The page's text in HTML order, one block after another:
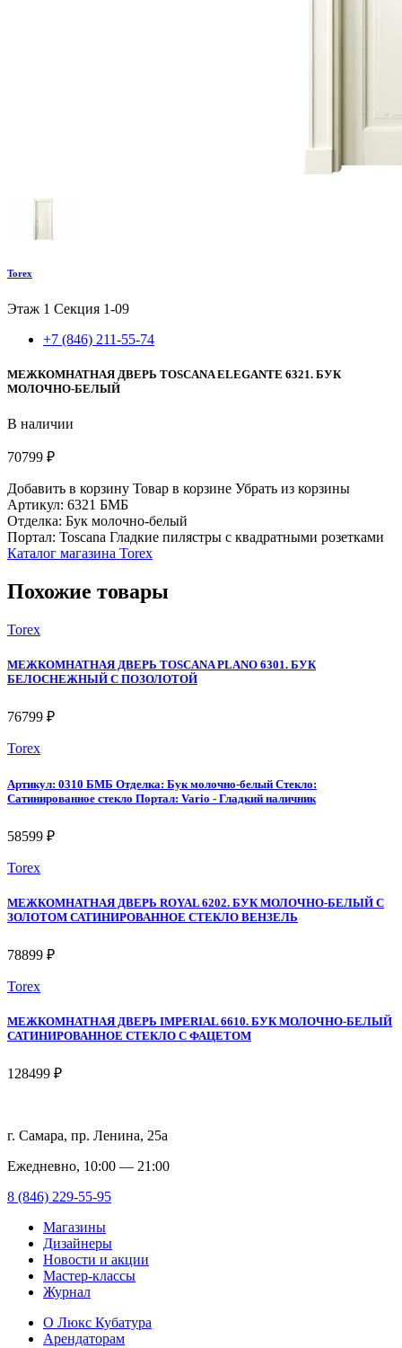
Torex
Этаж 1 Секция 1-09
+7 (846) 211-55-74
МЕЖКОМНАТНАЯ ДВЕРЬ TOSCANA ELEGANTE 6321. БУК
МОЛОЧНО-БЕЛЫЙ
В наличии
70799 ₽
Добавить в корзину Товар в корзине Убрать из корзины
Артикул: 6321 БМБ
Отделка: Бук молочно-белый
Портал: Toscana Гладкие пилястры с квадратными розетками
Каталог магазина Torex
Похожие товары
Torex
МЕЖКОМНАТНАЯ ДВЕРЬ TOSCANA PLANO 6301. БУК
БЕЛОСНЕЖНЫЙ С ПОЗОЛОТОЙ
76799 ₽
Torex
Артикул: 0310 БМБ Отделка: Бук молочно-белый Стекло:
Сатинированное стекло Портал: Vario - Гладкий наличник
58599 ₽
Torex
МЕЖКОМНАТНАЯ ДВЕРЬ ROYAL 6202. БУК МОЛОЧНО-БЕЛЫЙ С
ЗОЛОТОМ САТИНИРОВАННОЕ СТЕКЛО ВЕНЗЕЛЬ
78899 ₽
Torex
МЕЖКОМНАТНАЯ ДВЕРЬ IMPERIAL 6610. БУК МОЛОЧНО-БЕЛЫЙ
САТИНИРОВАННОЕ СТЕКЛО С ФАЦЕТОМ
128499 ₽
г. Самара, пр. Ленина, 25а
Ежедневно, 10:00 — 21:00
8 (846) 229-55-95
Магазины
Дизайнеры
Новости и акции
Мастер-классы
Журнал
О Люкс Кубатура
Арендаторам